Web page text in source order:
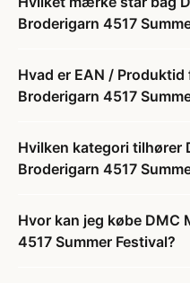
Broderigarn 4517
Hvad er EAN /
Broderigarn 4517
Hvilken kategori tilhører
Broderigarn 4517
Hvor kan jeg købe DMC
4517 Summer Festival?